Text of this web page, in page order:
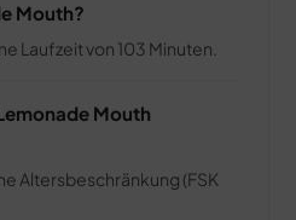
Mouth?
Laufzeit von 103 Minuten.
Mouth
Altersbeschränkung (FSK